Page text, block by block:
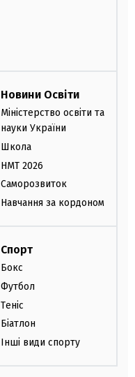
Новини Освіти
Міністерство освіти та
науки України
Школа
НМТ 2026
Саморозвиток
Навчання за кордоном
Спорт
Бокс
Футбол
Теніс
Біатлон
Інші види спорту